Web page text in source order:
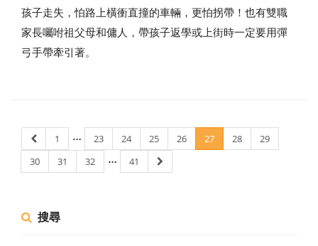
孩子走失，怕路上橫衝直撞的車輛，更怕拐帶！也有雙職
家長囑咐祖父母和傭人，帶孩子返學或上街時一定要用彈
弓手帶牽引著。
1 … 23 24 25 26 27 28
29
30
31 32 … 41
搜尋